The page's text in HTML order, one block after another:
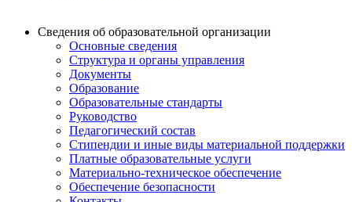
Сведения об образовательной организации
Основные сведения
Структура и органы управления
Документы
Образование
Образовательные стандарты
Руководство
Педагогический состав
Стипендии и иные виды материальной поддержки
Платные образовательные услуги
Материально-техническое обеспечение
Обеспечение безопасности